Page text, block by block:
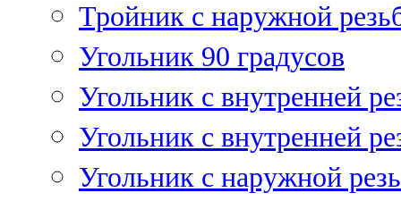
Тройник с наружной
Угольник 90 градусов
Угольник c внутренней
Угольник с внутренней
Угольник с наружной